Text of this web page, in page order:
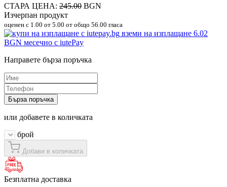
СТАРА ЦЕНА: 245.00 BGN
Изчерпан продукт
оценен с 1.00 от 5.00 от общо 56.00 гласа
вземи на изплащане 6.02
BGN месечно с iutePay
Направете бърза поръчка
Бърза поръчка
или добавете в количката
брой
Добави в количката
Безплатна доставка